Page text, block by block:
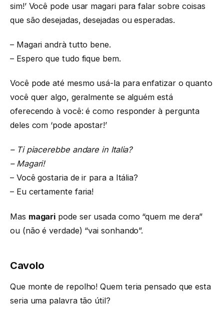
sim!’ Você pode usar magari para falar sobre coisas
que são desejadas, desejadas ou esperadas.
– Magari andrà tutto bene.
– Espero que tudo fique bem.
Você pode até mesmo usá-la para enfatizar o quanto
você quer algo, geralmente se alguém está
oferecendo à você: é como responder à pergunta
deles com ‘pode apostar!’
– Ti piacerebbe andare in Italia?
– Magari!
– Você gostaria de ir para a Itália?
– Eu certamente faria!
Mas magari pode ser usada como “quem me dera”
ou (não é verdade) “vai sonhando”.
Cavolo
Que monte de repolho! Quem teria pensado que esta
seria uma palavra tão útil?